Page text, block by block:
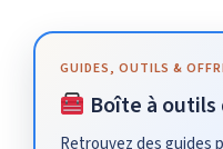
GUIDES, OUTILS &
Boîte à outils
Retrouvez des guides